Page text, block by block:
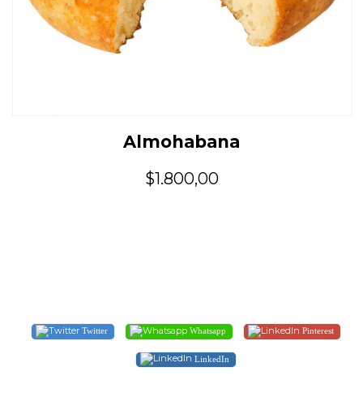
Almohabana
$1.800,00
Twitter Whatsapp Pinterest
LinkedIn